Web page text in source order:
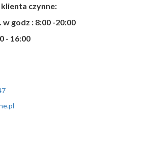
czynne:
godz : 8:00 -20:00
- 16:00